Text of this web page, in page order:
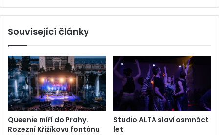
Související články
Queenie míří do Prahy.
Rozezní Křižíkovu fontánu
Studio ALTA slaví osmnáct
let